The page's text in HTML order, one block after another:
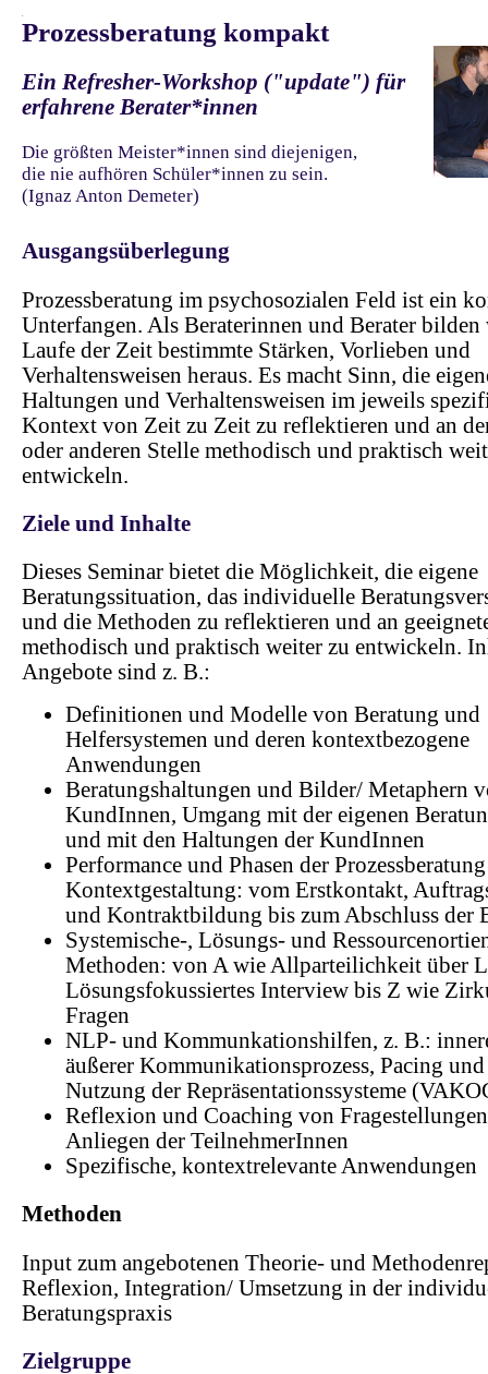
Prozessberatung kompakt
Ein Refresher-Workshop ("update") für
erfahrene Berater*innen
Die größten Meister*innen sind diejenigen,
die nie aufhören Schüler*innen zu sein.
(Ignaz Anton Demeter)
Ausgangsüberlegung
Prozessberatung im psychosozialen Feld ist ein
Unterfangen. Als Beraterinnen und Berater
Laufe der Zeit bestimmte Stärken, Vorlieben und
Verhaltensweisen heraus. Es macht Sinn, die
Haltungen und Verhaltensweisen im jeweils
Kontext von Zeit zu Zeit zu reflektieren und an
oder anderen Stelle methodisch und praktisch
entwickeln.
Ziele und Inhalte
Dieses Seminar bietet die Möglichkeit, die eigene
Beratungssituation, das individuelle
und die Methoden zu reflektieren und an
methodisch und praktisch weiter zu entwickeln.
Angebote sind z. B.:
Definitionen und Modelle von Beratung und
Helfersystemen und deren kontextbezogene
Anwendungen
Beratungshaltungen und Bilder/ Metaphern
KundInnen, Umgang mit der eigenen
und mit den Haltungen der KundInnen
Performance und Phasen der
Kontextgestaltung: vom Erstkontakt,
und Kontraktbildung bis zum Abschluss der
Systemische-, Lösungs- und
Methoden: von A wie Allparteilichkeit über
Lösungsfokussiertes Interview bis Z wie
Fragen
NLP- und Kommunkationshilfen, z. B.:
äußerer Kommunikationsprozess, Pacing
Nutzung der Repräsentationssysteme
Reflexion und Coaching von
Anliegen der TeilnehmerInnen
Spezifische, kontextrelevante Anwendungen
Methoden
Input zum angebotenen Theorie- und
Reflexion, Integration/ Umsetzung in der
Beratungspraxis
Zielgruppe